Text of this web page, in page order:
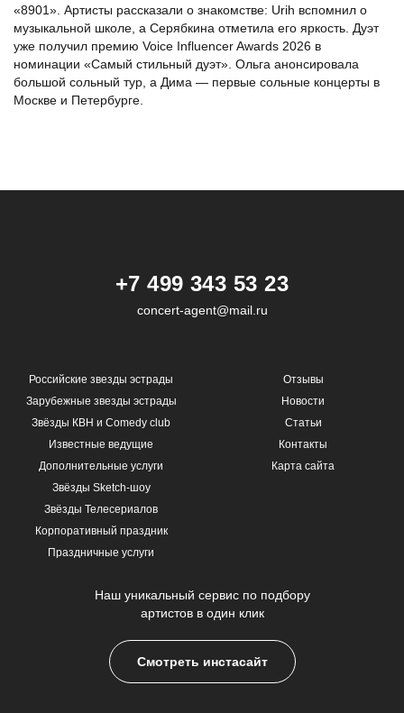
«8901». Артисты рассказали о знакомстве: Urih вспомнил о
музыкальной школе, а Серябкина отметила его яркость. Дуэт
уже получил премию Voice Influencer Awards 2026 в
номинации «Самый стильный дуэт». Ольга анонсировала
большой сольный тур, а Дима — первые сольные концерты в
Москве и Петербурге.
+7 499 343 53 23
concert-agent@mail.ru
Российские звезды эстрады
Зарубежные звезды эстрады
Звёзды КВН и Comedy club
Известные ведущие
Дополнительные услуги
Звёзды Sketch-шоу
Звёзды Телесериалов
Корпоративный праздник
Праздничные услуги
Отзывы
Новости
Статьи
Контакты
Карта сайта
Наш уникальный сервис по подбору
артистов в один клик
Смотреть инстасайт